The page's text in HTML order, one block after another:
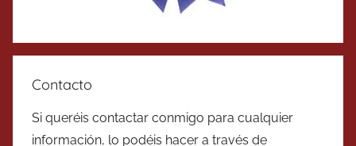
Contacto
Si queréis contactar conmigo para cualquier
información, lo podéis hacer a través de